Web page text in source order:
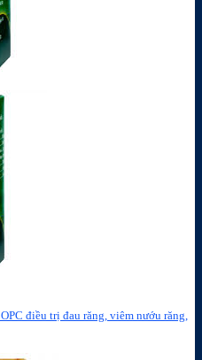
điều trị đau răng, viêm nướu răng,